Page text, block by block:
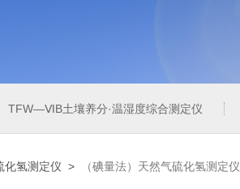
TFW—ⅥB土壤养分·温湿度综合测定仪
化氢测定仪 > （碘量法）天然气硫化氢测定仪